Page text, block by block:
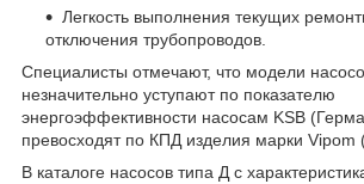
Легкость выполнения текущих
отключения трубопроводов.
Специалисты отмечают, что модели
незначительно уступают по показателю
энергоэффективности насосам KSB
превосходят по КПД изделия марки Vipom
В каталоге насосов типа Д с